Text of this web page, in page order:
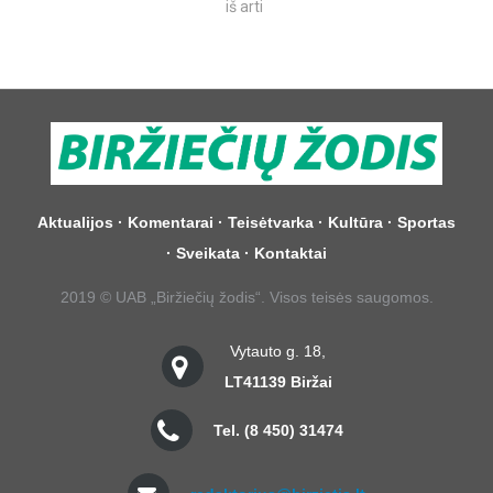
iš arti
Aktualijos · Komentarai · Teisėtvarka · Kultūra · Sportas
· Sveikata · Kontaktai
2019 © UAB „Biržiečių žodis“. Visos teisės saugomos.
Vytauto g. 18,
LT­41139 Biržai
Tel. (8 450) 31474